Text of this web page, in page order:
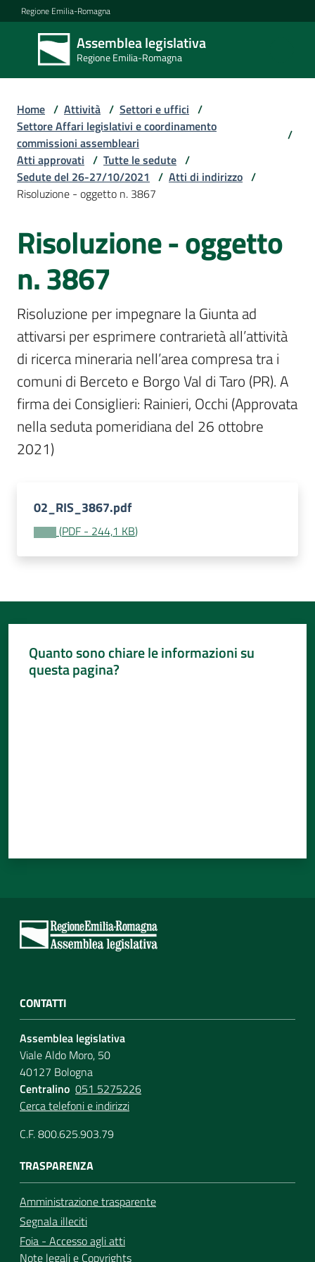
Vai al contenuto
Vai alla navigazione
Vai al footer
Regione Emilia-Romagna
Assemblea legislativa
Regione Emilia-Romagna
Assemblea
legislativa
Regione Emilia-
Assemblea
Per
i
media
Per
i
cittadini
Home / Attività / Settori e uffici /
Settore Affari legislativi e coordinamento
commissioni assembleari
/
Atti approvati / Tutte le sedute /
Sedute del 26-27/10/2021 / Atti di indirizzo /
Risoluzione - oggetto n. 3867
Risoluzione - oggetto
n. 3867
Risoluzione per impegnare la Giunta ad
attivarsi per esprimere contrarietà all’attività
di ricerca mineraria nell’area compresa tra i
comuni di Berceto e Borgo Val di Taro (PR). A
firma dei Consiglieri: Rainieri, Occhi (Approvata
nella seduta pomeridiana del 26 ottobre
2021)
02_RIS_3867.pdf
(PDF - 244,1 KB)
Quanto sono chiare le informazioni su
questa pagina?
CONTATTI
Assemblea legislativa
Viale Aldo Moro, 50
40127 Bologna
Centralino 051 5275226
Cerca telefoni e indirizzi
C.F. 800.625.903.79
TRASPARENZA
Amministrazione trasparente
Segnala illeciti
Foia - Accesso agli atti
Note legalie Copyrights